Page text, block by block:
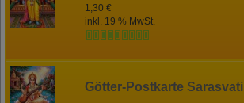
1,30 €
inkl. 19 % MwSt.
Götter-Postkarte Sarasvati